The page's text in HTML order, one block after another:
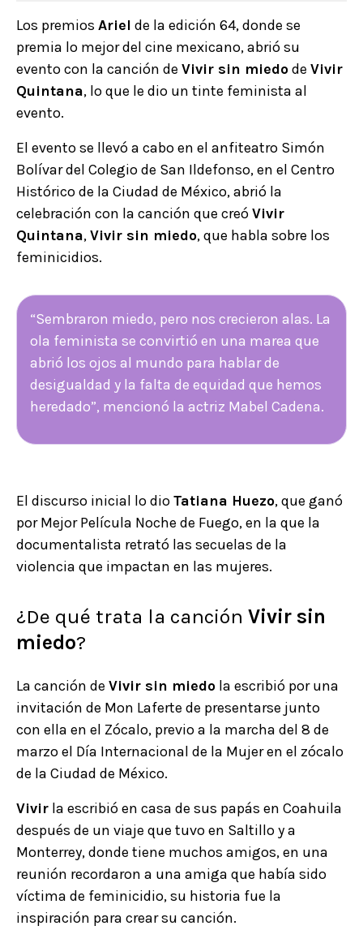
Los premios Ariel de la edición 64, donde se
premia lo mejor del cine mexicano,abrió su
evento con la canción de Vivir sin miedode Vivir
Quintana, lo que le dio un tinte feminista al
evento.
El evento se llevó a cabo en el anfiteatro Simón
Bolívar del Colegio de San Ildefonso, en el Centro
Histórico de la Ciudad de México, abrió la
celebración con la canción que creóVivir
Quintana,Vivir sin miedo, que habla sobre los
feminicidios.
“Sembraron miedo, pero nos crecieron alas. La
ola feminista se convirtió en una marea que
abrió los ojos al mundo para hablar de
desigualdad y la falta de equidad que hemos
heredado”, mencionó la actriz Mabel Cadena.
El discurso inicial lo dioTatiana Huezo, que ganó
por Mejor Película Noche de Fuego, en la que la
documentalista retrató las secuelas de la
violencia que impactan en las mujeres.
¿De qué trata la canción Vivir sin
miedo?
La canción de Vivir sin miedo la escribió por una
invitación de Mon Laferte de presentarse junto
con ella en el Zócalo, previo a la marcha del 8 de
marzo el Día Internacional de la Mujer en el zócalo
de la Ciudad de México.
Vivir la escribió en casa de sus papás en Coahuila
después de un viaje que tuvo en Saltillo y a
Monterrey, donde tiene muchos amigos, en una
reunión recordaron a una amiga que había sido
víctima de feminicidio, su historia fue la
inspiración para crear su canción.